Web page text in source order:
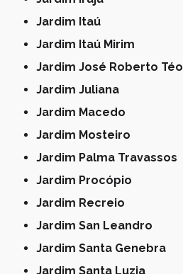
Jardim Itaú
Jardim Itaú Mirim
Jardim José Roberto Téo
Jardim Juliana
Jardim Macedo
Jardim Mosteiro
Jardim Palma Travassos
Jardim Procópio
Jardim Recreio
Jardim San Leandro
Jardim Santa Genebra
Jardim Santa Luzia